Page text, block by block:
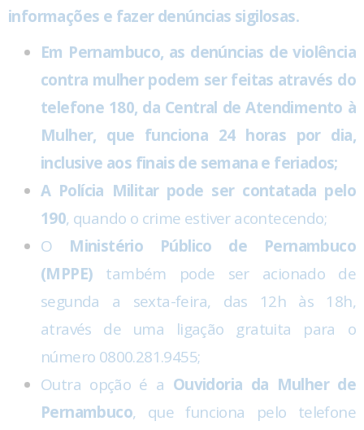
informações e fazer denúncias sigilosas.
Em Pernambuco, as denúncias de violência
contra mulher podem ser feitas através do
telefone 180, da Central de Atendimento à
Mulher, que funciona 24 horas por dia,
inclusive aos finais de semana e feriados;
A Polícia Militar pode ser contatada pelo
190, quando o crime estiver acontecendo;
O Ministério Público de Pernambuco
(MPPE) também pode ser acionado de
segunda a sexta-feira, das 12h às 18h,
através de uma ligação gratuita para o
número 0800.281.9455;
Outra opção é a Ouvidoria da Mulher de
Pernambuco, que funciona pelo telefone